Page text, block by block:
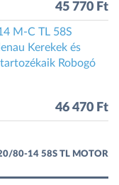
45 770 Ft
M-C TL 58S
Kerekek és
Robogó
46 470 Ft
80-14 58S TL MOTOR